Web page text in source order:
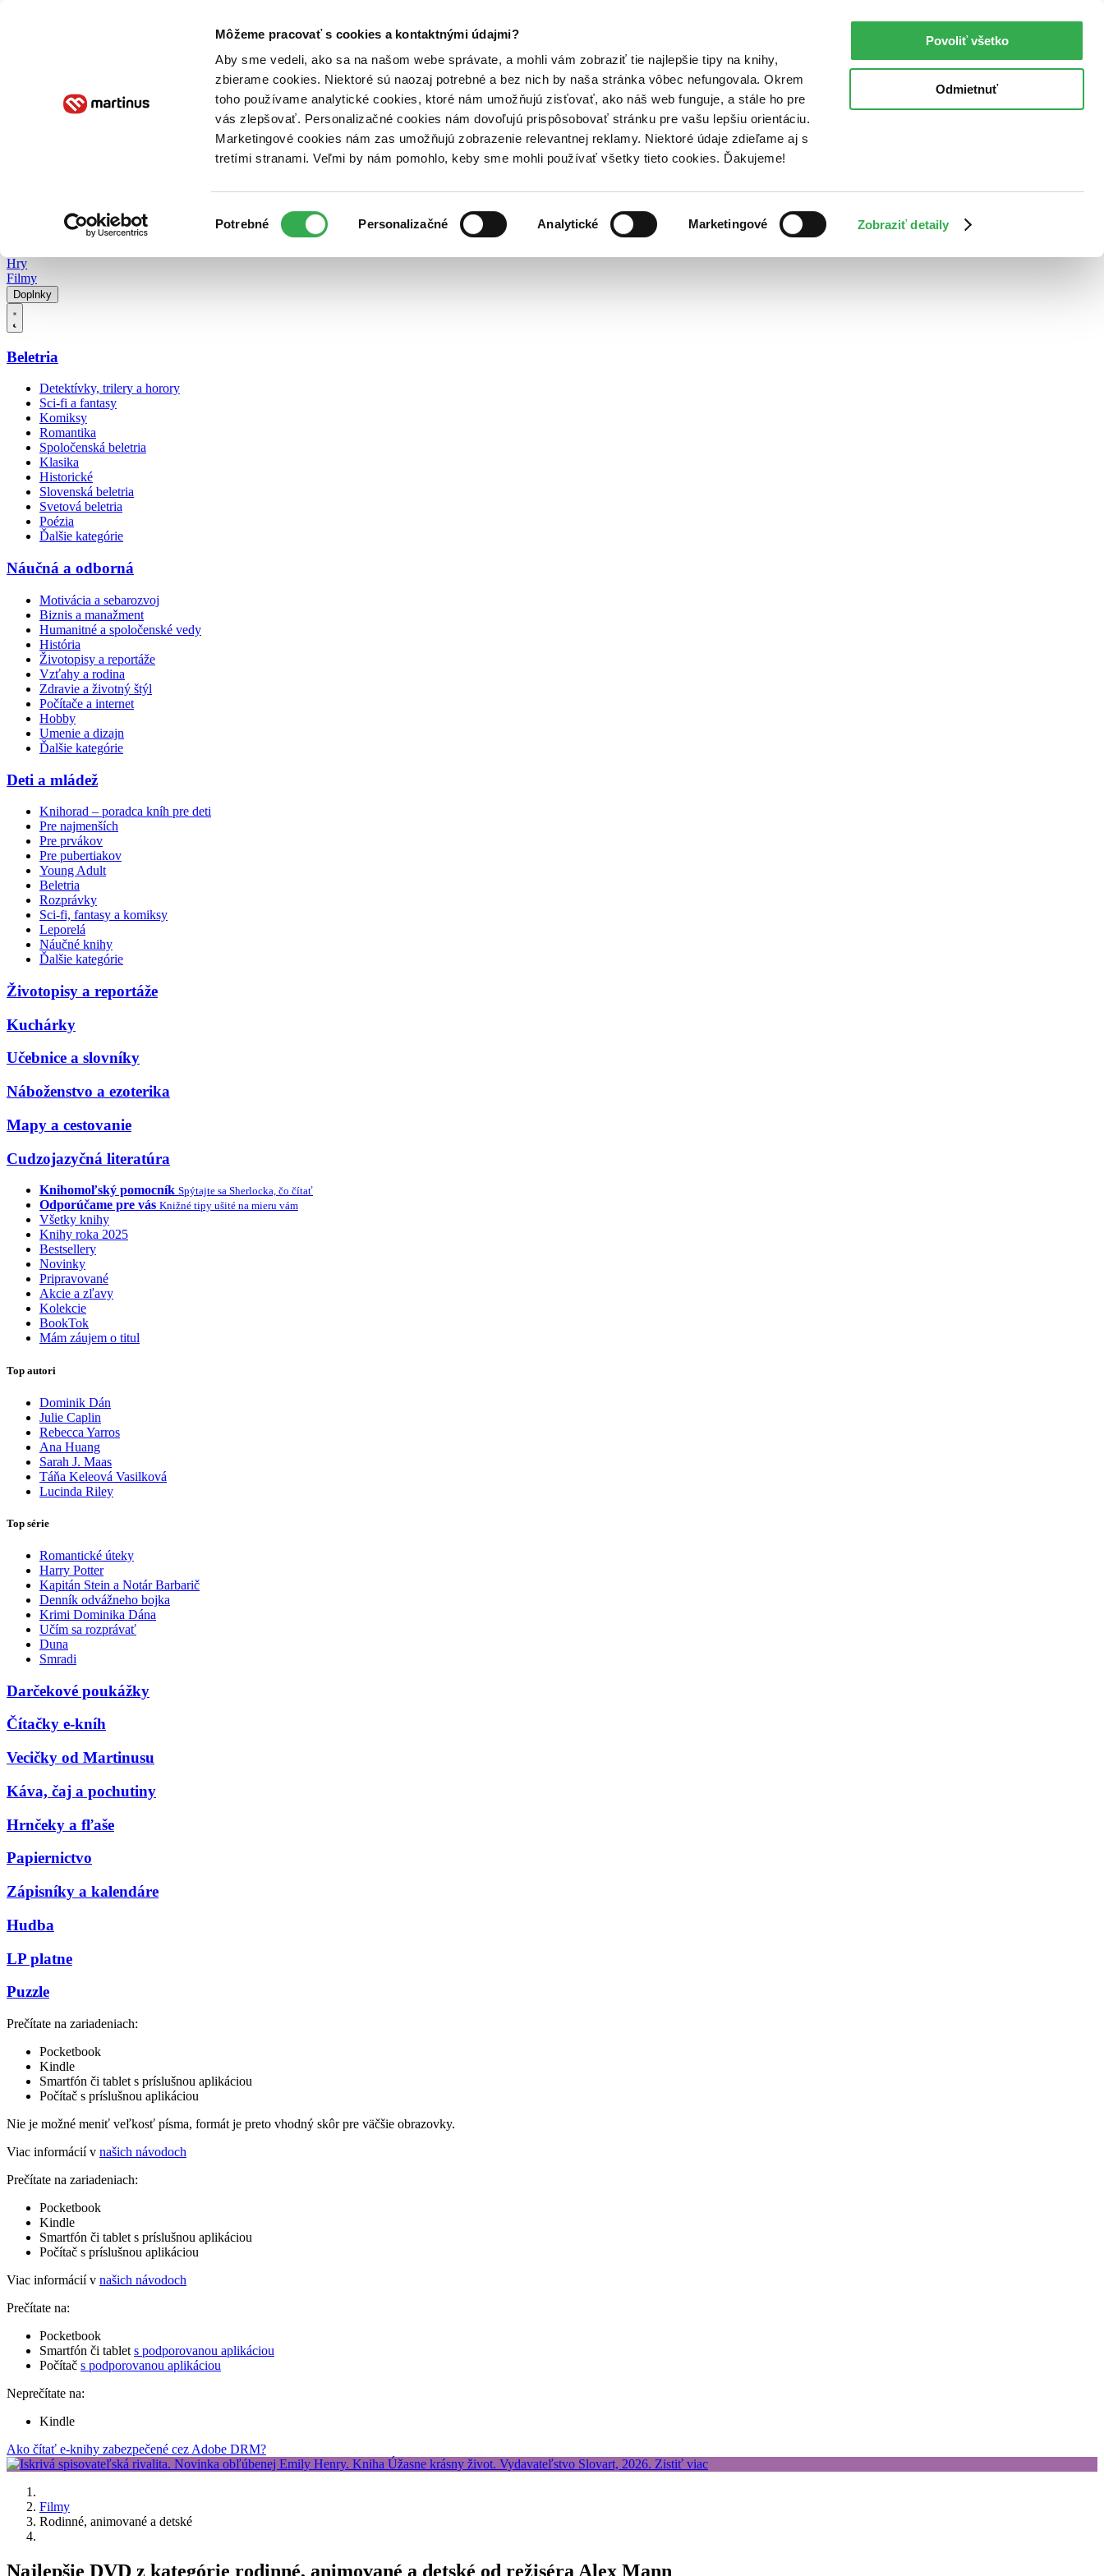
Môžeme pracovať s cookies a kontaktnými údajmi?
Aby sme vedeli, ako sa na našom webe správate, a mohli vám zobraziť tie najlepšie tipy na knihy,
zbierame cookies. Niektoré sú naozaj potrebné a bez nich by naša stránka vôbec nefungovala. Okrem
toho používame analytické cookies, ktoré nám umožňujú zisťovať, ako náš web funguje, a stále ho pre
vás zlepšovať. Personalizačné cookies nám dovoľujú prispôsobovať stránku pre vašu lepšiu orientáciu.
Marketingové cookies nám zas umožňujú zobrazenie relevantnej reklamy. Niektoré údaje zdieľame aj s
tretími stranami. Veľmi by nám pomohlo, keby sme mohli používať všetky tieto cookies. Ďakujeme!
súhlasu
Potrebné Personalizačné Analytické Marketingové Zobraziť detaily
Povoliť všetko
Odmietnuť
Poukážky Kontakt
Hry
Filmy
Doplnky
Beletria
Detektívky, trilery a horory
Sci-fi a fantasy
Komiksy
Romantika
Spoločenská beletria
Klasika
Historické
Slovenská beletria
Svetová beletria
Poézia
Ďalšie kategórie
Náučná a odborná
Motivácia a sebarozvoj
Biznis a manažment
Humanitné a spoločenské vedy
História
Životopisy a reportáže
Vzťahy a rodina
Zdravie a životný štýl
Počítače a internet
Hobby
Umenie a dizajn
Ďalšie kategórie
Deti a mládež
Knihorad – poradca kníh pre deti
Pre najmenších
Pre prvákov
Pre pubertiakov
Young Adult
Beletria
Rozprávky
Sci-fi, fantasy a komiksy
Leporelá
Náučné knihy
Ďalšie kategórie
Životopisy a reportáže
Kuchárky
Učebnice a slovníky
Náboženstvo a ezoterika
Mapy a cestovanie
Cudzojazyčná literatúra
Knihomoľský pomocník Spýtajte sa Sherlocka, čo čítať
Odporúčame pre vás Knižné tipy ušité na mieru vám
Všetky knihy
Knihy roka 2025
Bestsellery
Novinky
Pripravované
Akcie a zľavy
Kolekcie
BookTok
Mám záujem o titul
Top autori
Dominik Dán
Julie Caplin
Rebecca Yarros
Ana Huang
Sarah J. Maas
Táňa Keleová Vasilková
Lucinda Riley
Top série
Romantické úteky
Harry Potter
Kapitán Stein a Notár Barbarič
Denník odvážneho bojka
Krimi Dominika Dána
Učím sa rozprávať
Duna
Smradi
Darčekové poukážky
Čítačky e-kníh
Vecičky od Martinusu
Káva, čaj a pochutiny
Hrnčeky a fľaše
Papiernictvo
Zápisníky a kalendáre
Hudba
LP platne
Puzzle
Prečítate na zariadeniach:
Pocketbook
Kindle
Smartfón či tablet s príslušnou aplikáciou
Počítač s príslušnou aplikáciou
Nie je možné meniť veľkosť písma, formát je preto vhodný skôr pre väčšie obrazovky.
Viac informácií v našich návodoch
Prečítate na zariadeniach:
Pocketbook
Kindle
Smartfón či tablet s príslušnou aplikáciou
Počítač s príslušnou aplikáciou
Viac informácií v našich návodoch
Prečítate na:
Pocketbook
Smartfón či tablet s podporovanou aplikáciou
Počítač s podporovanou aplikáciou
Neprečítate na:
Kindle
Ako čítať e-knihy zabezpečené cez Adobe DRM?
Filmy
Rodinné, animované a detské
Najlepšie DVD z kategórie rodinné, animované a detské od režiséra Alex Mann